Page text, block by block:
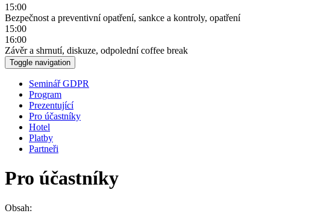
15:00
Bezpečnost a preventivní opatření, sankce a kontroly, opatření
15:00
16:00
Závěr a shrnutí, diskuze, odpolední coffee break
Toggle navigation
Seminář GDPR
Program
Prezentující
Pro účastníky
Hotel
Platby
Partneři
Pro účastníky
Obsah: